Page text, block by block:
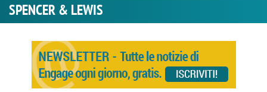
SPENCER & LEWIS